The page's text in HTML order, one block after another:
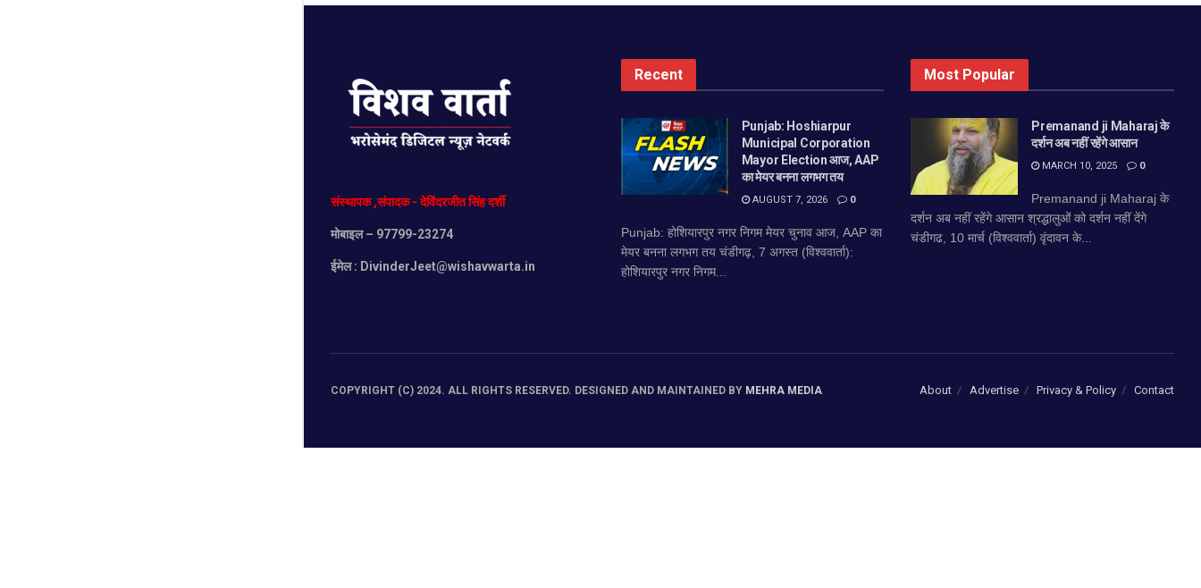
संस्थापक,संपादक-देविंदरजीतसिंहदर्शी
मोबाइल– 97799-23274
ईमेल : DivinderJeet@wishavwarta.in
Recent
Punjab: Hoshiarpur
Municipal Corporation
Mayor Election आज, AAP
का मेयर बनना लगभग तय
AUGUST 7, 2026 0
Punjab: होशियारपुर नगर निगम मेयर चुनाव आज, AAP का
मेयर बनना लगभग तय चंडीगढ़, 7 अगस्त (विश्ववार्ता):
होशियारपुर नगर निगम...
Most Popular
Premanand ji Maharaj के
दर्शन अब नहीं रहेंगे आसान
MARCH 10, 2025 0
Premanand ji Maharaj के
दर्शन अब नहीं रहेंगे आसान श्रद्धालुओं को दर्शन नहीं देंगे
चंडीगढ, 10 मार्च (विश्ववार्ता) वृंदावन के...
About Advertise Privacy & Policy Contact
COPYRIGHT (C) 2024. ALL RIGHTS RESERVED. DESIGNED AND MAINTAINED BY MEHRA MEDIA